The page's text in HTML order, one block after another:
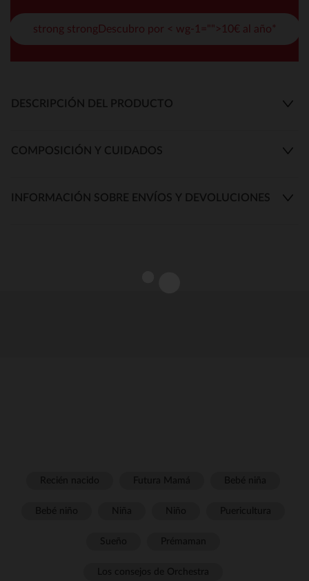
strong strongDescubro por < wg-1="">10€ al año*
DESCRIPCIÓN DEL PRODUCTO
COMPOSICIÓN Y CUIDADOS
INFORMACIÓN SOBRE ENVÍOS Y DEVOLUCIONES